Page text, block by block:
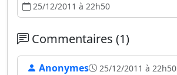
25/12/2011 à 22h50
Commentaires (1)
Anonymes 25/12/2011 à 22h50